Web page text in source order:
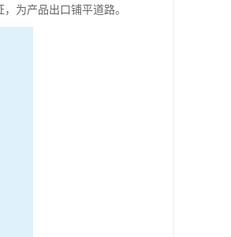
为产品出口铺平道路。